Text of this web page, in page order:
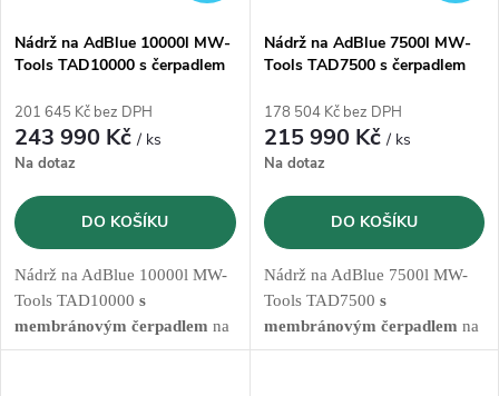
p
r
o
d
u
k
s
p
r
o
d
u
k
Nádrž na AdBlue 10000l MW-
Tools TAD10000 s čerpadlem
201 645 Kč bez DPH
243 990 Kč/ ks
Na dotaz
DO KOŠÍKU
Nádrž na AdBlue 10000l MW-
Tools TAD10000 s
membránovým čerpadlem na
230V, hadicí s pistolí a
Nádrž na AdBlue 7500l MW-
Tools TAD7500 s čerpadlem
178 504 Kč bez DPH
215 990 Kč/ ks
Na dotaz
DO KOŠÍKU
Nádrž na AdBlue 7500l MW-
Tools TAD7500 s
membránovým čerpadlem na
230V, hadicí s pistolí a